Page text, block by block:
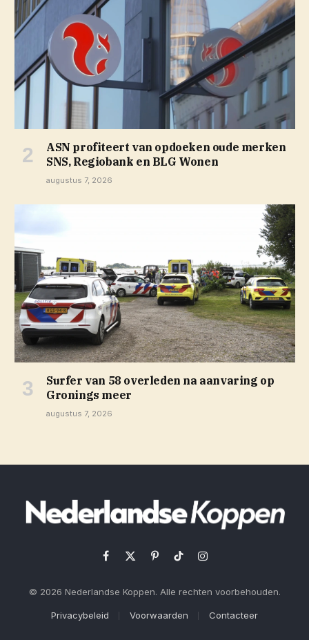
ASN profiteert van opdoeken oude merken
SNS, Regiobank en BLG Wonen
augustus 7, 2026
Surfer van 58 overleden na aanvaring op
Gronings meer
augustus 7, 2026
Facebook
X
PinterestTikTokInstagram
© 2026 Nederlandse Koppen. Alle rechten voorbehouden.
Privacybeleid Voorwaarden Contacteer